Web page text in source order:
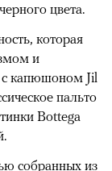
цвета.
которая
и
с капюшоном Jil
пальто
Bottega
собранных из